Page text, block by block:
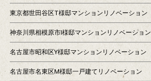
東京都世田谷区T様邸マンションリノベーション
神奈川県相模原市I様邸マンションリノベーション
名古屋市昭和区Y様邸マンションリノベーション
名古屋市名東区M様邸一戸建てリノベーション